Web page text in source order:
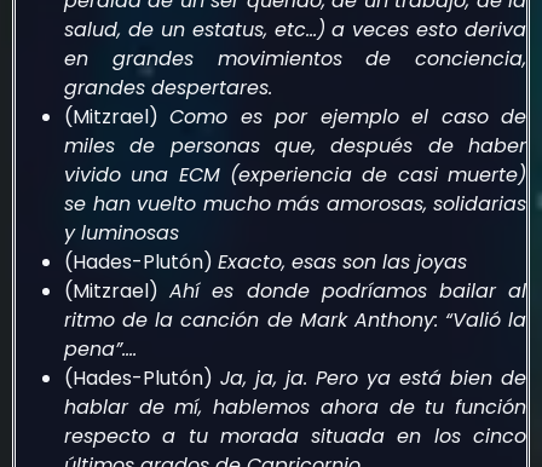
salud, de un estatus, etc…) a veces esto deriva
en grandes movimientos de conciencia,
grandes despertares.
(Mitzrael)Como es por ejemplo el caso de
miles de personas que, después de haber
vivido una ECM (experiencia de casi muerte)
se han vuelto mucho más amorosas, solidarias
y luminosas
(Hades-Plutón) Exacto, esas son las joyas
(Mitzrael)Ahí es donde podríamos bailar al
ritmo de la canción de Mark Anthony: “Valió la
pena”….
(Hades-Plutón) Ja, ja, ja. Pero ya está bien de
hablar de mí, hablemos ahora de tu función
respecto a tu morada situada en los cinco